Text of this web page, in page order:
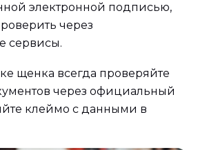
электронной подписью,
через
сервисы.
щенка всегда проверяйте
через официальный
клеймо с данными в